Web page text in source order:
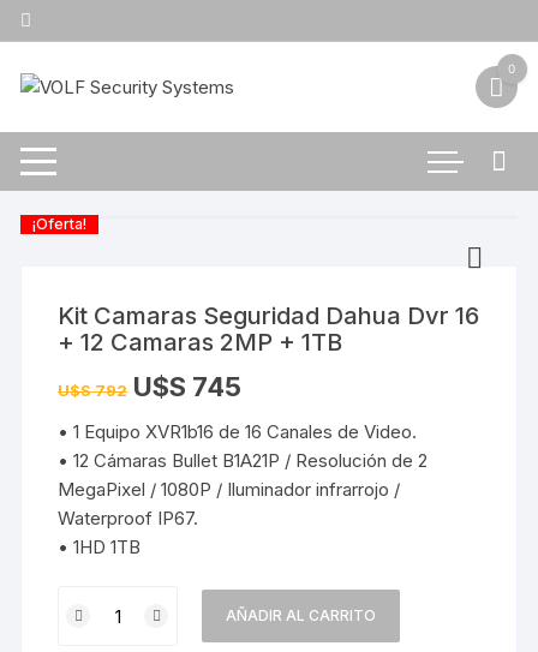
Saltar
al
contenido
0
¡Oferta!
Kit Camaras Seguridad Dahua Dvr 16
+ 12 Camaras 2MP + 1TB
U$S792 U$S 745
• 1 Equipo XVR1b16 de 16 Canales de Video.
• 12 Cámaras Bullet B1A21P / Resolución de 2
MegaPixel / 1080P / Iluminador infrarrojo /
Waterproof IP67.
• 1HD 1TB
Camaras
AÑADIR AL CARRITO